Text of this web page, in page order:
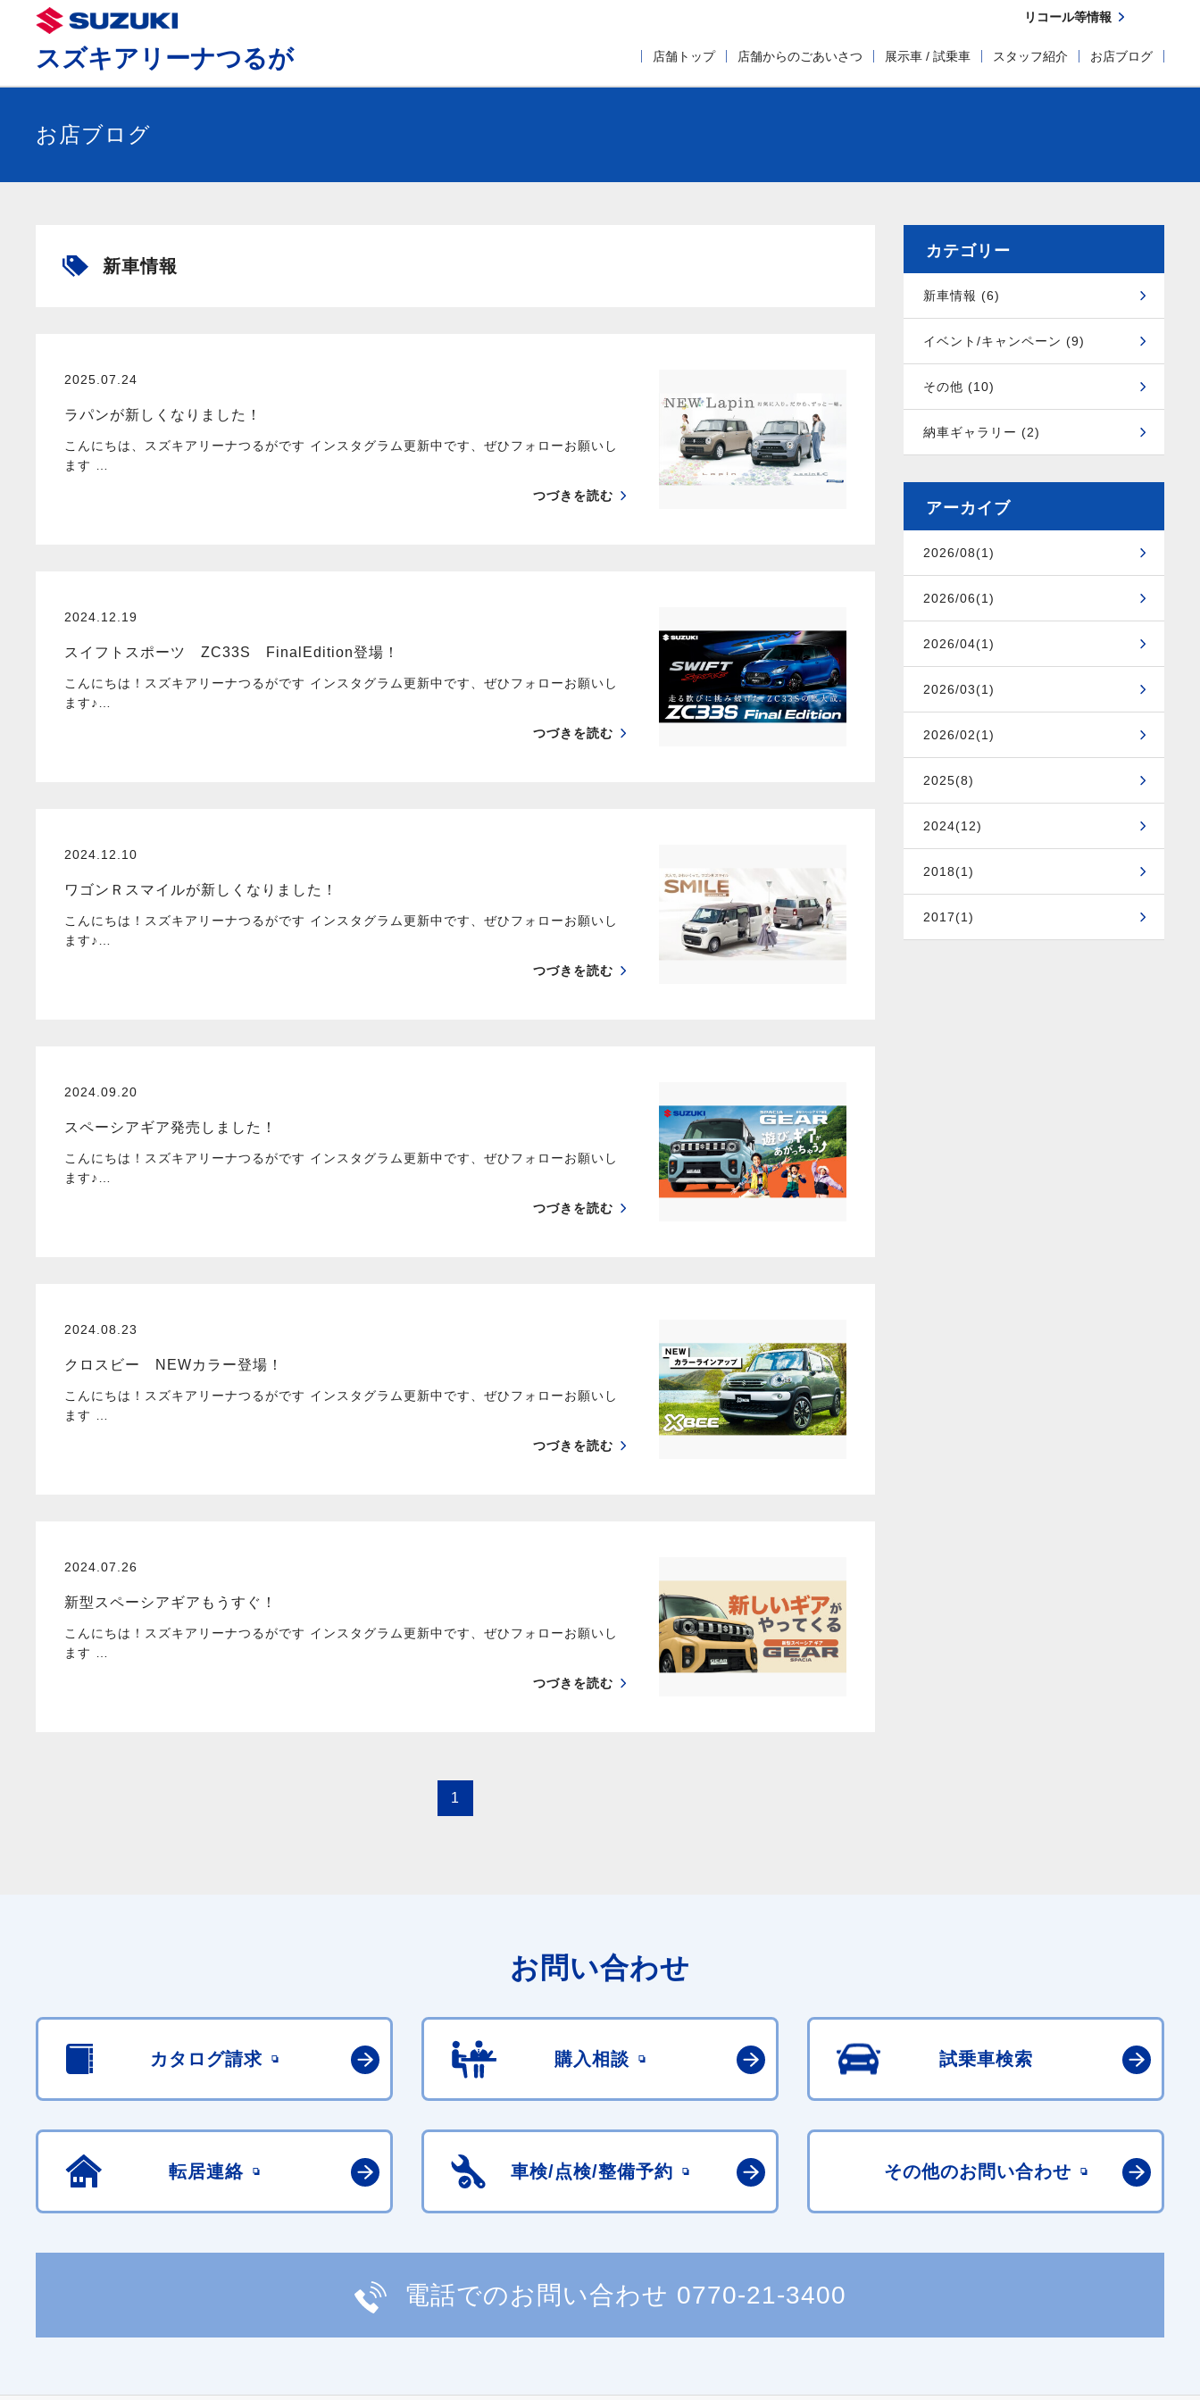
スズキアリーナつるが 店舗トップ 店舗からのごあいさつ 展示車 / 試乗車 スタッフ紹介 お店ブログ
リコール等情報
お店ブログ
新車情報
2025.07.24
ラパンが新しくなりました！
こんにちは、スズキアリーナつるがです インスタグラム更新中です、ぜひフォローお願いし
ます …
つづきを読む
2024.12.19
スイフトスポーツ ZC33S FinalEdition登場！
こんにちは！スズキアリーナつるがです インスタグラム更新中です、ぜひフォローお願いし
ます♪…
つづきを読む
2024.12.10
ワゴンＲスマイルが新しくなりました！
こんにちは！スズキアリーナつるがです インスタグラム更新中です、ぜひフォローお願いし
ます♪…
つづきを読む
2024.09.20
スペーシアギア発売しました！
こんにちは！スズキアリーナつるがです インスタグラム更新中です、ぜひフォローお願いし
ます♪…
つづきを読む
2024.08.23
クロスビー NEWカラー登場！
こんにちは！スズキアリーナつるがです インスタグラム更新中です、ぜひフォローお願いし
ます …
つづきを読む
2024.07.26
新型スペーシアギアもうすぐ！
こんにちは！スズキアリーナつるがです インスタグラム更新中です、ぜひフォローお願いし
ます …
つづきを読む
1
カテゴリー
新車情報 (6)
イベント/キャンペーン (9)
その他 (10)
納車ギャラリー (2)
アーカイブ
2026/08(1)
2026/06(1)
2026/04(1)
2026/03(1)
2026/02(1)
2025(8)
2024(12)
2018(1)
2017(1)
お問い合わせ
カタログ請求 購入相談 試乗車検索
転居連絡 車検/点検/整備予約 その他のお問い合わせ
電話でのお問い合わせ 0770-21-3400